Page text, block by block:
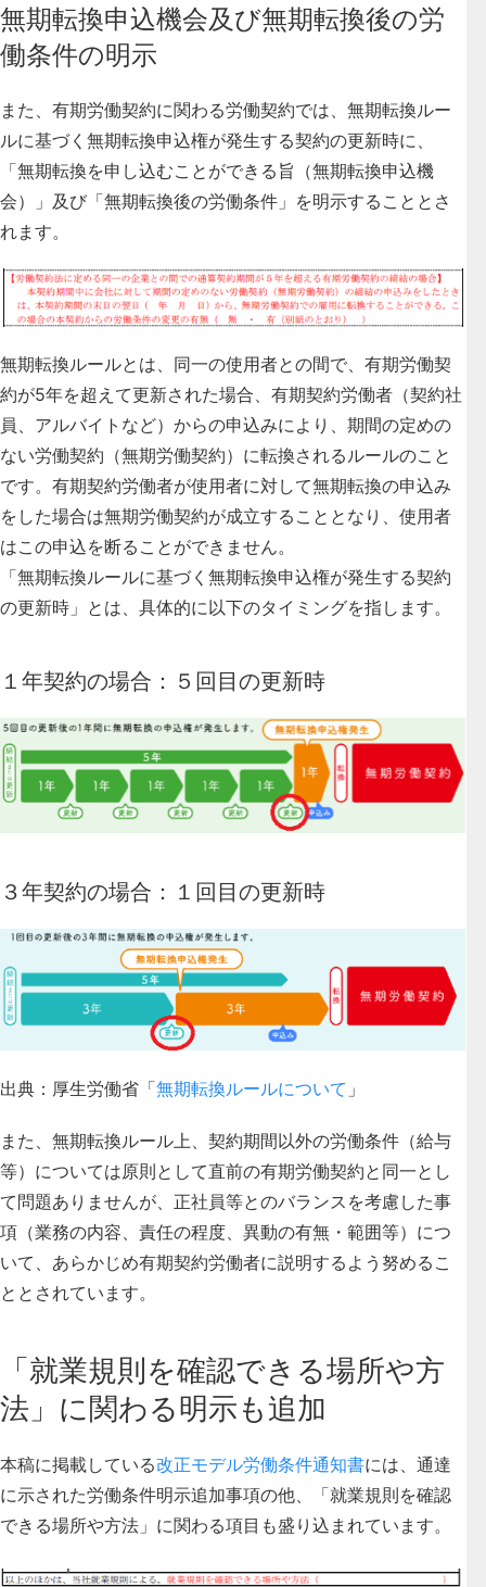
無期転換申込機会及び無期転換後の労
働条件の明示
また、 有期労働契約に関わる労働契約では、無期転換ルー
ルに基づく無期転換申込権が発生する契約の更新時に、
「無期転換を申し込むことができる旨（無期転換申込機
会）」及び「無期転換後の労働条件」を明示することとさ
れます。
無期転換ルールとは、同一の使用者との間で、有期労働契
約が5年を超えて更新された場合、有期契約労働者（契約社
員、アルバイトなど）からの申込みにより、期間の定めの
ない労働契約（無期労働契約）に転換されるルールのこと
です。有期契約労働者が使用者に対して無期転換の申込み
をした場合は無期労働契約が成立することとなり、使用者
はこの申込を断ることができません。
「無期転換ルールに基づく無期転換申込権が発生する契約
の更新時」とは、具体的に以下のタイミングを指します。
１年契約の場合：５回目の更新時
３年契約の場合：１回目の更新時
出典：厚生労働省「無期転換ルールについて 」
また、無期転換ルール上、契約期間以外の労働条件（給与
等）については原則として直前の有期労働契約と同一とし
て問題ありませんが、正社員等とのバランスを考慮した事
項（業務の内容、責任の程度、異動の有無・範囲等）につ
いて、あらかじめ有期契約労働者に説明するよう努めるこ
ととされています。
「就業規則を確認できる場所や方
法」に関わる明示も追加
本稿に掲載している改正モデル労働条件通知書には、通達
に示された労働条件明示追加事項の他、「就業規則を確認
できる場所や方法」に関わる項目も盛り込まれています。